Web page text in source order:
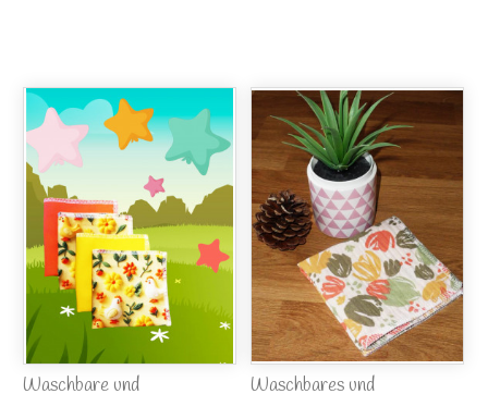
Waschbare und Waschbares und